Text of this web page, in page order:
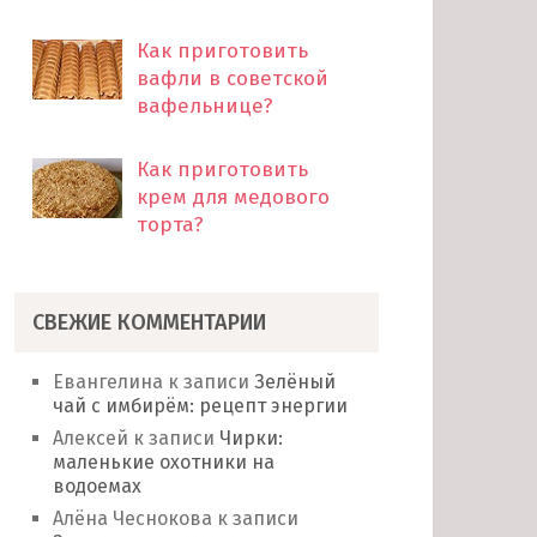
Как приготовить
вафли в советской
вафельнице?
Как приготовить
крем для медового
торта?
СВЕЖИЕ КОММЕНТАРИИ
Евангелина к записиЗелёный
чай с имбирём: рецепт энергии
Алексей к записи Чирки:
маленькие охотники на
водоемах
Алёна Чеснокова к записи